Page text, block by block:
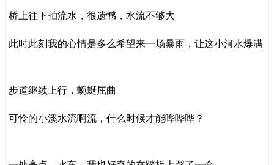
桥上往下拍流水，很遗憾，水流不够大
此时此刻我的心情是多么希望来一场暴雨，让这小河水爆满
步道继续上行，蜿蜒屈曲
可怜的小溪水流啊流，什么时候才能哗哗哗？